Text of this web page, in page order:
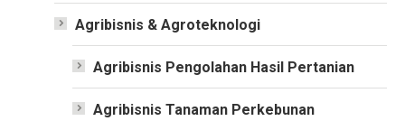
Agribisnis & Agroteknologi
Agribisnis Pengolahan Hasil Pertanian
Agribisnis Tanaman Perkebunan